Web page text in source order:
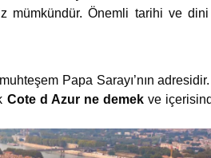
mümkündür. Önemli tarihi ve dini
Papa Sarayı’nın
Cote d Azur ne demek ve